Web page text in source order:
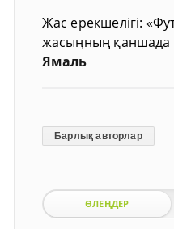
Жас ерекшелігі:
жасыңның қаншада
Ямаль
Барлық авторлар
ӨЛЕҢДЕР